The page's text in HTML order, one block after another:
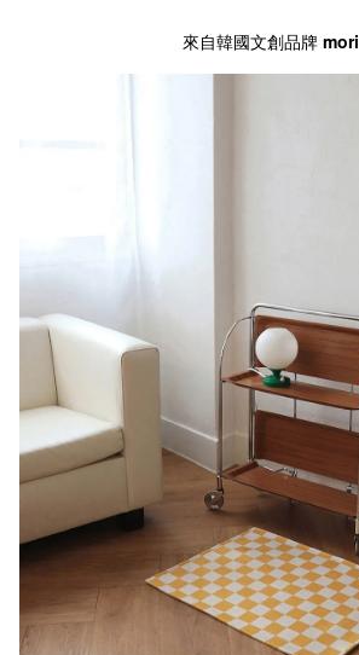
來自韓國文創品牌 mori